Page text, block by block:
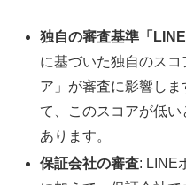
独自の審査基準「LINE
に基づいた独自のス
ア」が審査に影響しま
て、このスコアが低
あります。
保証会社の審査: LINE